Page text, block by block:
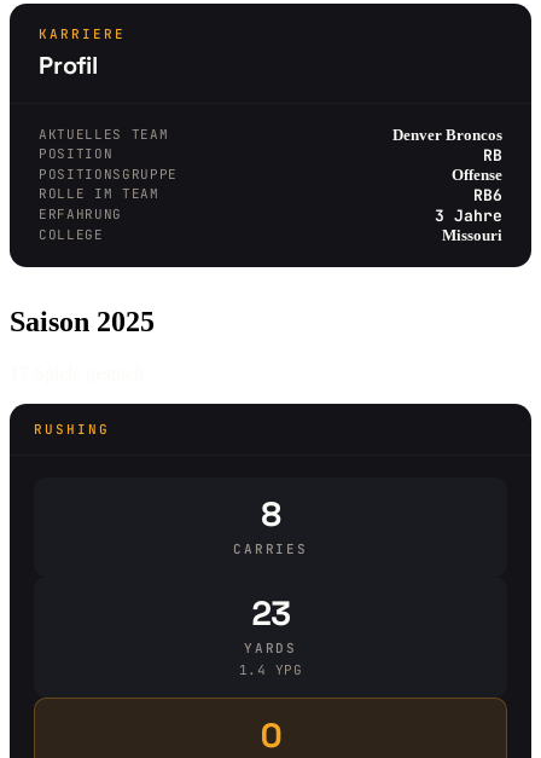
KARRIERE
Profil
AKTUELLES TEAM Denver Broncos
POSITION RB
POSITIONSGRUPPE Offense
ROLLE IM TEAM RB6
ERFAHRUNG 3 Jahre
COLLEGE Missouri
Saison 2025
RUSHING
8
CARRIES
23
YARDS
1.4 YPG
0